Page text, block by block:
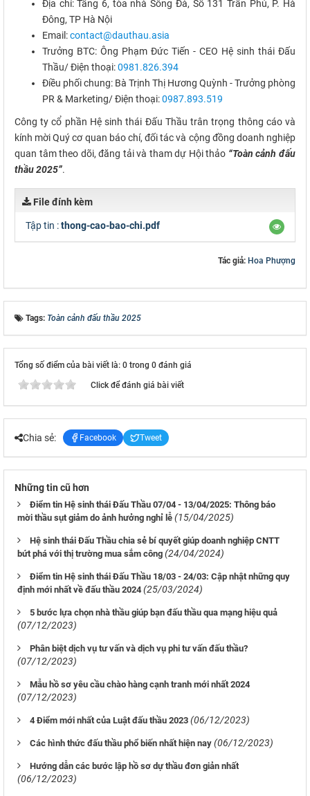
Địa chỉ: Tầng 6, tòa nhà Sông Đà, Số 131 Trần Phú, P. Hà
Đông, TP Hà Nội
Email:contact@dauthau.asia
Trưởng BTC: Ông Phạm Đức Tiến - CEO Hệ sinh thái Đấu
Thầu/ Điện thoại:0981.826.394
Điều phối chung: Bà Trịnh Thị Hương Quỳnh - Trưởng phòng
PR & Marketing/ Điện thoại:0987.893.519
Công ty cổ phần Hệ sinh thái Đấu Thầu trân trọng thông cáo và
kính mời Quý cơ quan báo chí, đối tác và cộng đồng doanh nghiệp
quan tâm theo dõi, đăng tải và tham dự Hội thảo “Toàn cảnh đấu
thầu 2025”.
File đính kèm
Tập tin :thong-cao-bao-chi.pdf
Tác giả: Hoa Phượng
Tags: Toàn cảnh đấu thầu 2025
Tổng số điểm của bài viết là: 0 trong 0 đánh giá
Click để đánh giá bài viết
Chia sẻ: Facebook Tweet
Những tin cũ hơn
Điểm tin Hệ sinh thái Đấu Thầu 07/04 - 13/04/2025: Thông báo
mời thầu sụt giảm do ảnh hưởng nghỉ lễ (15/04/2025)
Hệ sinh thái Đấu Thầu chia sẻ bí quyết giúp doanh nghiệp CNTT
bứt phá với thị trường mua sắm công (24/04/2024)
Điểm tin Hệ sinh thái Đấu Thầu 18/03 - 24/03: Cập nhật những quy
định mới nhất về đấu thầu 2024 (25/03/2024)
5 bước lựa chọn nhà thầu giúp bạn đấu thầu qua mạng hiệu quả
(07/12/2023)
Phân biệt dịch vụ tư vấn và dịch vụ phi tư vấn đấu thầu?
(07/12/2023)
Mẫu hồ sơ yêu cầu chào hàng cạnh tranh mới nhất 2024
(07/12/2023)
4 Điểm mới nhất của Luật đấu thầu 2023 (06/12/2023)
Các hình thức đấu thầu phổ biến nhất hiện nay (06/12/2023)
Hướng dẫn các bước lập hồ sơ dự thầu đơn giản nhất
(06/12/2023)